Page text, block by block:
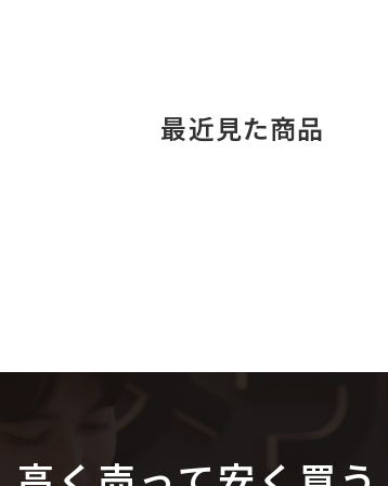
最近見た商品